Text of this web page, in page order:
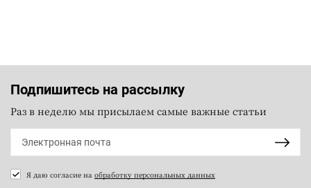
Подпишитесь на рассылку
Раз в неделю мы присылаем самые важные статьи
Я даю согласие на обработку персональных данных